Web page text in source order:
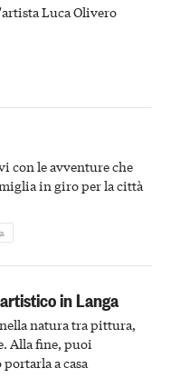
Luca Olivero
con le avventure che
in giro per la città
in Langa
natura tra pittura,
Alla fine, puoi
a casa